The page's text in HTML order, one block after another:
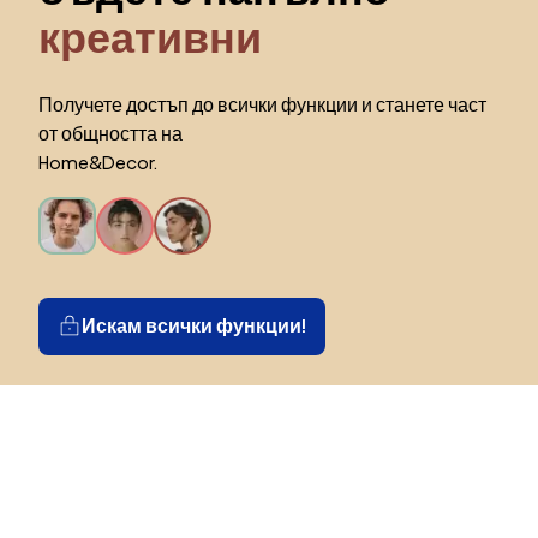
креативни
Получете достъп до всички функции и станете част
от общността на
Home&Decor.
Искам всички функции!